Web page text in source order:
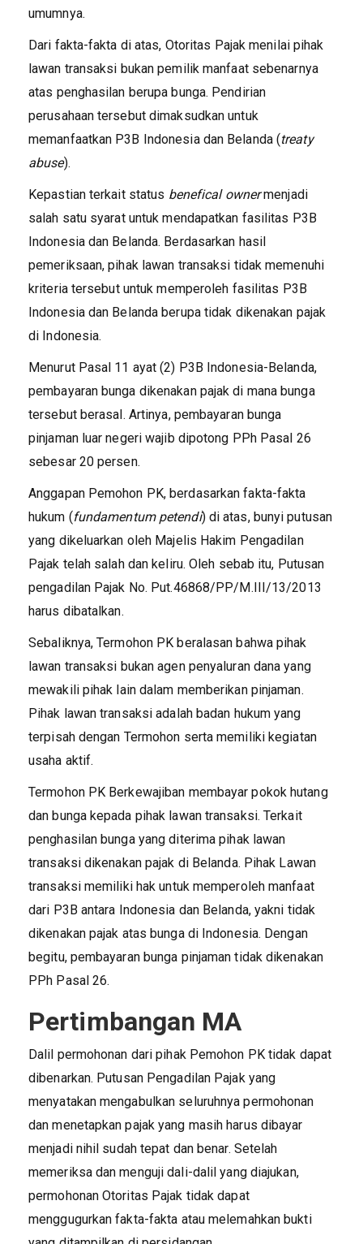
umumnya.
Dari fakta-fakta di atas, Otoritas Pajak menilai pihak
lawan transaksi bukan pemilik manfaat sebenarnya
atas penghasilan berupa bunga. Pendirian
perusahaan tersebut dimaksudkan untuk
memanfaatkan P3B Indonesia dan Belanda (treaty
abuse).
Kepastian terkait status benefical ownermenjadi
salah satu syarat untuk mendapatkan fasilitas P3B
Indonesia dan Belanda. Berdasarkan hasil
pemeriksaan, pihak lawan transaksi tidak memenuhi
kriteria tersebut untuk memperoleh fasilitas P3B
Indonesia dan Belanda berupa tidak dikenakan pajak
di Indonesia.
Menurut Pasal 11 ayat (2) P3B Indonesia-Belanda,
pembayaran bunga dikenakan pajak di mana bunga
tersebut berasal. Artinya, pembayaran bunga
pinjaman luar negeri wajib dipotong PPh Pasal 26
sebesar 20 persen.
Anggapan Pemohon PK, berdasarkan fakta-fakta
hukum (fundamentum petendi) di atas, bunyi putusan
yang dikeluarkan oleh Majelis Hakim Pengadilan
Pajak telah salah dan keliru. Oleh sebab itu, Putusan
pengadilan Pajak No. Put.46868/PP/M.III/13/2013
harus dibatalkan.
Sebaliknya, Termohon PK beralasan bahwa pihak
lawan transaksi bukan agen penyaluran dana yang
mewakili pihak lain dalam memberikan pinjaman.
Pihak lawan transaksi adalah badan hukum yang
terpisah dengan Termohon serta memiliki kegiatan
usaha aktif.
Termohon PK Berkewajiban membayar pokok hutang
dan bunga kepada pihak lawan transaksi. Terkait
penghasilan bunga yang diterima pihak lawan
transaksi dikenakan pajak di Belanda. Pihak Lawan
transaksi memiliki hak untuk memperoleh manfaat
dari P3B antara Indonesia dan Belanda, yakni tidak
dikenakan pajak atas bunga di Indonesia. Dengan
begitu, pembayaran bunga pinjaman tidak dikenakan
PPh Pasal 26.
Pertimbangan MA
Dalil permohonan dari pihak Pemohon PK tidak dapat
dibenarkan. Putusan Pengadilan Pajak yang
menyatakan mengabulkan seluruhnya permohonan
dan menetapkan pajak yang masih harus dibayar
menjadi nihil sudah tepat dan benar. Setelah
memeriksa dan menguji dali-dalil yang diajukan,
permohonan Otoritas Pajak tidak dapat
menggugurkan fakta-fakta atau melemahkan bukti